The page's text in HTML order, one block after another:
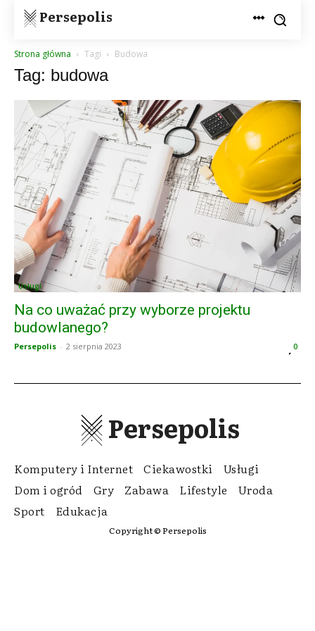
Persepolis
Strona główna Tagi Budowa
Tag: budowa
Usługi
Na co uważać przy wyborze projektu
budowlanego?
Persepolis - 2 sierpnia 2023 0
Persepolis
Komputery i Internet Ciekawostki
Usługi
Dom i ogród
Gry Zabawa Lifestyle
Uroda
Sport
Edukacja
Copyright © Persepolis